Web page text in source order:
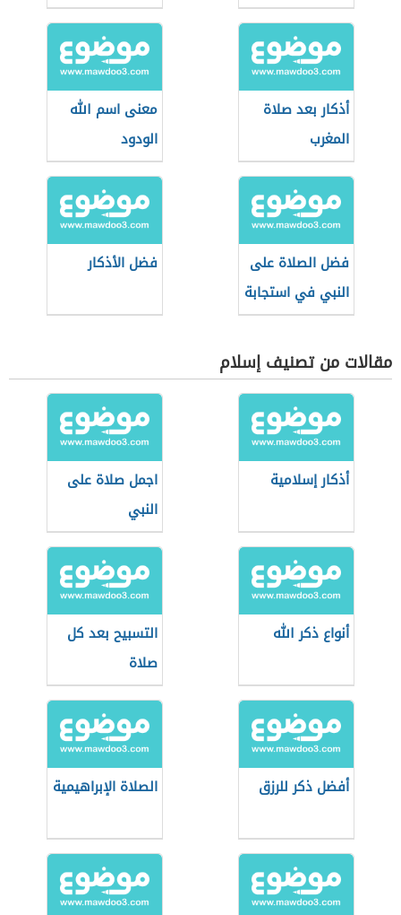
أذكار بعد صلاة
المغرب
معنى اسم الله
الودود
فضل الصلاة على
النبي في استجابة
الدعاء
فضل الأذكار
مقالات من تصنيف إسلام
أذكار إسلامية
اجمل صلاة على
النبي
أنواع ذكر الله
التسبيح بعد كل
صلاة
أفضل ذكر للرزق الصلاة الإبراهيمية